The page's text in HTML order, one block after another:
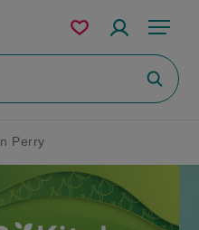
Menu
Mijn
bewaarde
Perry